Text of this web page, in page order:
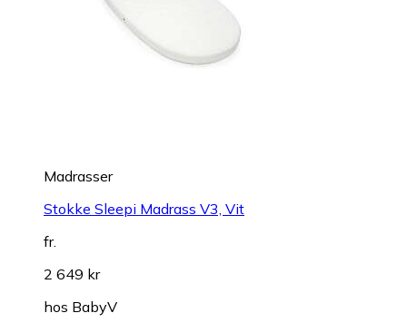
Madrasser
Stokke Sleepi Madrass V3, Vit
fr.
2 649 kr
hos BabyV